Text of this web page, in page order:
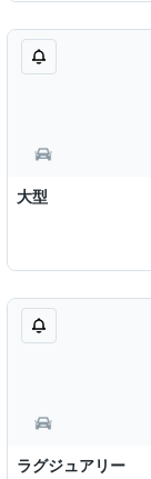
大型
ラグジュアリー